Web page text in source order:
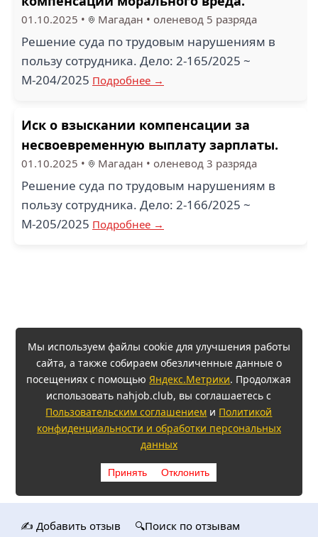
01.10.2025 • Магадан • оленевод 5 разряда
Решение суда по трудовым нарушениям в
пользу сотрудника. Дело: 2-165/2025 ~
М-204/2025 Подробнее →
Иск о взыскании компенсации за
несвоевременную выплату зарплаты.
01.10.2025 • Магадан • оленевод 3 разряда
Решение суда по трудовым нарушениям в
пользу сотрудника. Дело: 2-166/2025 ~
М-205/2025 Подробнее →
Мы используем файлы cookie для улучшения работы
сайта, а также собираем обезличенные данные о
посещениях с помощью Яндекс.Метрики. Продолжая
использовать nahjob.club, вы соглашаетесь с
Пользовательским соглашением и Политикой
конфиденциальности и обработки персональных
данных
Принять Отклонить
✍️ Добавить отзыв 🔍Поиск по отзывам